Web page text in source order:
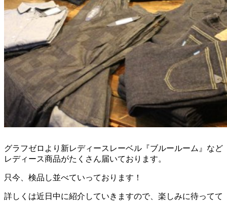
グラフゼロより新レディースレーベル『ブルールーム』など
レディース商品がたくさん届いております。
只今、検品し並べていっております！
詳しくは近日中に紹介していきますので、楽しみに待ってて